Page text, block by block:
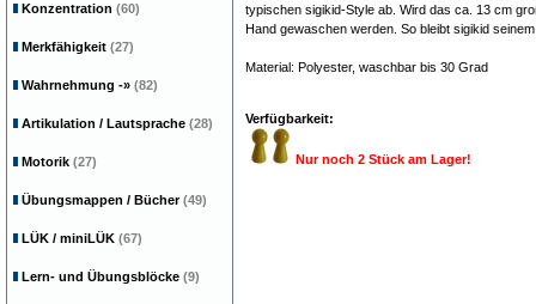
typischen sigikid-Style ab. Wird das ca. 13 cm
Hand gewaschen werden. So bleibt sigikid
Material: Polyester, waschbar bis 30 Grad
Verfügbarkeit:
Nur noch 2 Stück am Lager!
Konzentration (60)
Merkfähigkeit (27)
Wahrnehmung -» (82)
Artikulation / Lautsprache (28)
Motorik (27)
Übungsmappen / Bücher(49)
LÜK / miniLÜK (67)
Lern- und Übungsblöcke (9)